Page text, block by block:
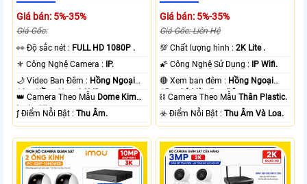
Giá bán: 5%-35%
Giá Gốc:
️👀 Độ sắc nét : FULL HD 1080P .
⚜️ Công Nghệ Camera :
IP.
🌙 Video Ban Đêm : Hồng Ngoại
10m Hồng Ngoại SMD.
👑 Camera Theo Mẫu Dome Kim
loại + Nhựa.
️ƒ Điểm Nỗi Bật :Thu Âm.
Giá bán: 5%-35%
Giá Gốc: Liên Hệ
💯 Chất lượng hình :2K Lite .
🌠 Công Nghệ Sử Dụng :
IP Wifi.
🔴 Xem ban đêm : Hồng Ngoại
15m Có Màu Ban Ðêm.
⛓ Camera Theo MẫuThân Plastic.
️☣️ Điểm Nỗi Bật :Thu Âm Và Loa.